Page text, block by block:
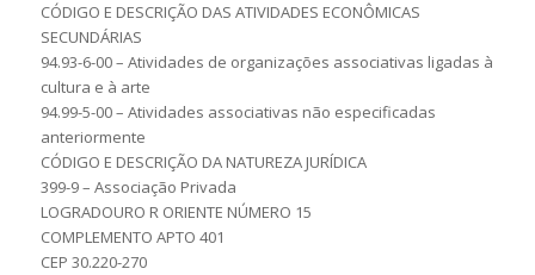
CÓDIGO E DESCRIÇÃO DAS ATIVIDADES ECONÔMICAS
SECUNDÁRIAS
94.93-6-00 – Atividades de organizações associativas ligadas à
cultura e à arte
94.99-5-00 – Atividades associativas não especificadas
anteriormente
CÓDIGO E DESCRIÇÃO DA NATUREZA JURÍDICA
399-9 – Associação Privada
LOGRADOURO R ORIENTE NÚMERO 15
COMPLEMENTO APTO 401
CEP 30.220-270